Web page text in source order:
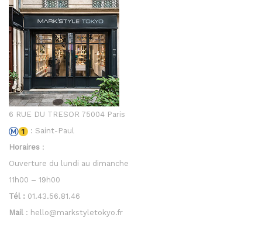
6 RUE DU TRESOR 75004 Paris
: Saint-Paul
Horaires :
Ouverture du lundi au dimanche
11h00 – 19h00
Tél : 01.43.56.81.46
Mail : hello@markstyletokyo.fr